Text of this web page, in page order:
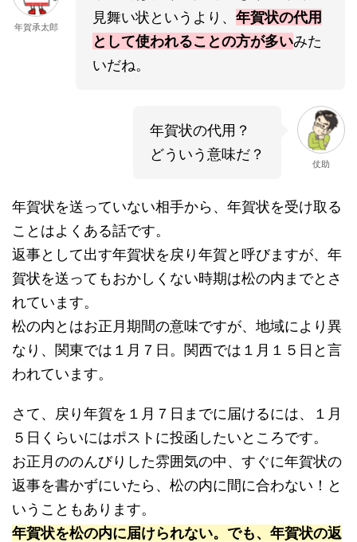
年賀承太郎
見舞い状というより、 年賀状の代用
として使われることの方が多いみた
いだね。
年賀状の代用？
どういう意味だ？
仗助
年賀状を送っていない相手から、年賀状を受け取る
ことはよくある話です。
返事として出す年賀状を戻り年賀と呼びますが、年
賀状を送ってもおかしくない時期は松の内までとさ
れています。
松の内とはお正月期間の意味ですが、地域により異
なり、関東では１月７日。関西では１月１５日と言
われています。
さて、戻り年賀を１月７日までに届けるには、１月
５日くらいにはポストに投函したいところです。
お正月ののんびりした雰囲気の中、すぐに年賀状の
返事を書かずにいたら、松の内に間に合わない！と
いうこともあります。
年賀状を松の内に届けられない。でも、年賀状の返